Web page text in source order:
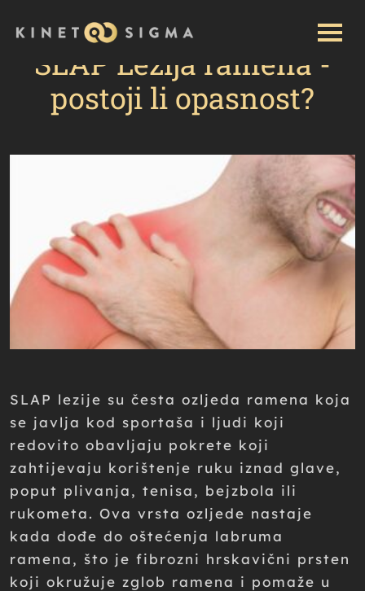
postoji li opasnost?
SLAP Lezija ramena -
postoji li opasnost?
SLAP lezije su česta ozljeda ramena koja
se javlja kod sportaša i ljudi koji
redovito obavljaju pokrete koji
zahtijevaju korištenje ruku iznad glave,
poput plivanja, tenisa, bejzbola ili
rukometa. Ova vrsta ozljede nastaje
kada dođe do oštećenja labruma
ramena, što je fibrozni hrskavični prsten
koji okružuje zglob ramena i pomaže u